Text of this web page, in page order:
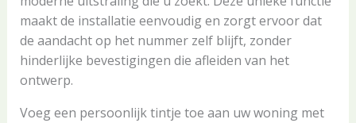
maakt de installatie eenvoudig en zorgt ervoor dat
de aandacht op het nummer zelf blijft, zonder
hinderlijke bevestigingen die afleiden van het
ontwerp.
Voeg een persoonlijk tintje toe aan uw woning met